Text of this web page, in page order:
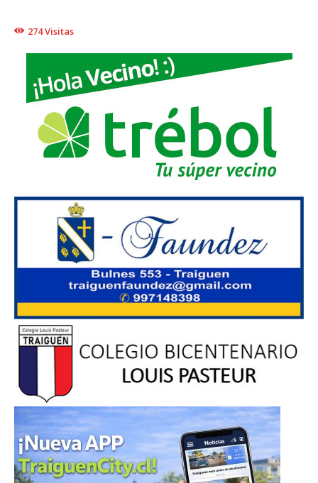
274Visitas